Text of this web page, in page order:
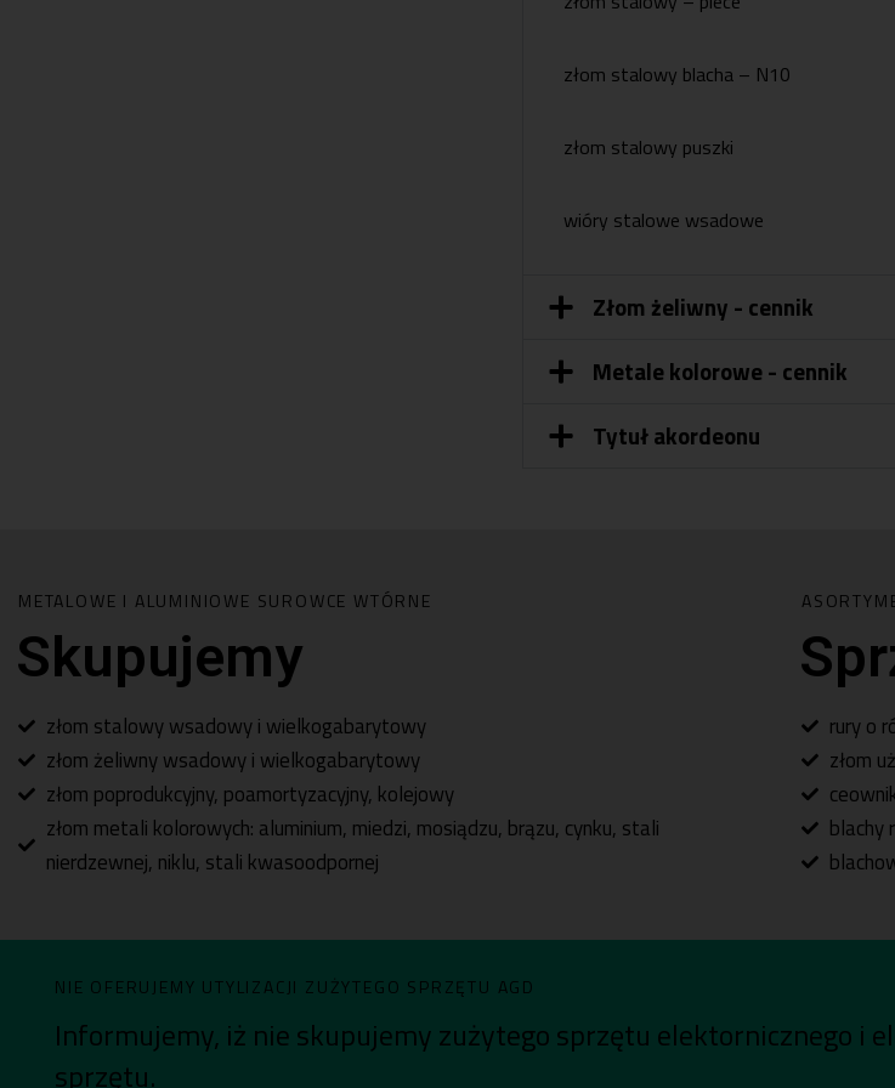
złom stalowy blacha – N10
złom stalowy puszki
wióry stalowe wsadowe
Złom żeliwny - cennik
Metale kolorowe - cennik
Tytuł akordeonu
METALOWE I ALUMINIOWE SUROWCE WTÓRNE
Skupujemy
złom stalowy wsadowy i wielkogabarytowy
złom żeliwny wsadowy i wielkogabarytowy
złom poprodukcyjny, poamortyzacyjny, kolejowy
złom metali kolorowych: aluminium, miedzi, mosiądzu, brązu, cynku, stali
nierdzewnej, niklu, stali kwasoodpornej
rury o
złom
blachy
NIE OFERUJEMY UTYLIZACJI ZUŻYTEGO SPRZĘTU AGD
Informujemy, iż nie skupujemy zużytego sprzętu elektornicznego i
sprzętu.